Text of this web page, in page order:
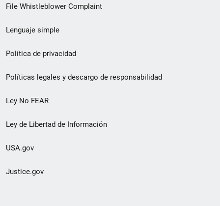
de
pie
de
página
File Whistleblower Complaint
Lenguaje simple
Política de privacidad
Políticas legales y descargo de responsabilidad
Ley No FEAR
Ley de Libertad de Información
USA.gov
Justice.gov